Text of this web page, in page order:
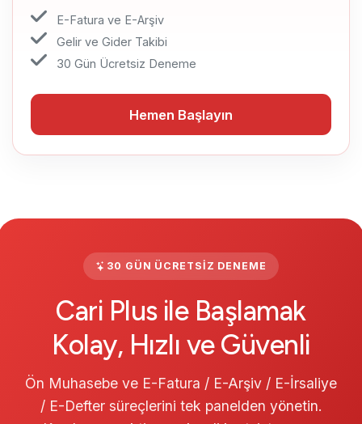
E-Fatura ve E-Arşiv
Gelir ve Gider Takibi
30 Gün Ücretsiz Deneme
Hemen Başlayın
30 GÜN ÜCRETSIZ DENEME
Cari Plus ile Başlamak
Kolay, Hızlı ve Güvenli
Ön Muhasebe ve E-Fatura / E-Arşiv / E-İrsaliye
/ E-Defter süreçlerini tek panelden yönetin.